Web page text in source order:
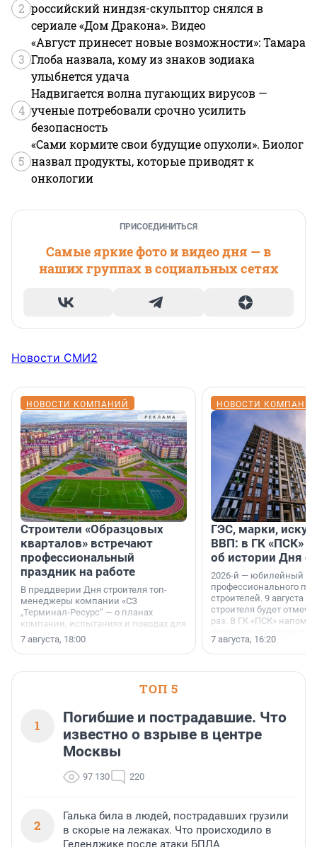
2 российский ниндзя-скульптор снялся в
сериале «Дом Дракона». Видео
3
«Август принесет новые возможности»: Тамара
Глоба назвала, кому из знаков зодиака
улыбнется удача
4
Надвигается волна пугающих вирусов —
ученые потребовали срочно усилить
безопасность
5
«Сами кормите свои будущие опухоли». Биолог
назвал продукты, которые приводят к
онкологии
ПРИСОЕДИНИТЬСЯ
Самые яркие фото и видео дня — в
наших группах в социальных сетях
Новости СМИ2
НОВОСТИ КОМПАНИЙ
Строители «Образцовых
кварталов» встречают
профессиональный
праздник на работе
В преддверии Дня строителя топ-
менеджеры компании «СЗ
„Терминал-Ресурс“ — о планах
компании, испытаниях и поводах для
осторожного оптимизма.
7 августа, 18:00
НОВОСТИ
ГЭС, марки,
ВВП: в ГК «ПСК»
об истории Дня
2026-й — юбилейный
профессионального
строителей. 9 августа
строителя будет
раз. В ГК «ПСК»
поменялась роль
7 августа, 16:20
ТОП 5
1
Погибшие и пострадавшие. Что
известно о взрыве в центре
Москвы
97 130 220
2
Галька била в людей, пострадавших грузили
в скорые на лежаках. Что происходило в
Геленджике после атаки БПЛА